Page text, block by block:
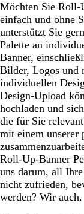
Möchten Sie Roll-
einfach und ohne
unterstützt Sie
Palette an
Banner,
Bilder, Logos und
individuellen
Design-Upload
hochladen und
die für Sie
mit einem unserer
Roll-Up-Banner
uns darum, all
nicht zufrieden,
werden? Wir auch.